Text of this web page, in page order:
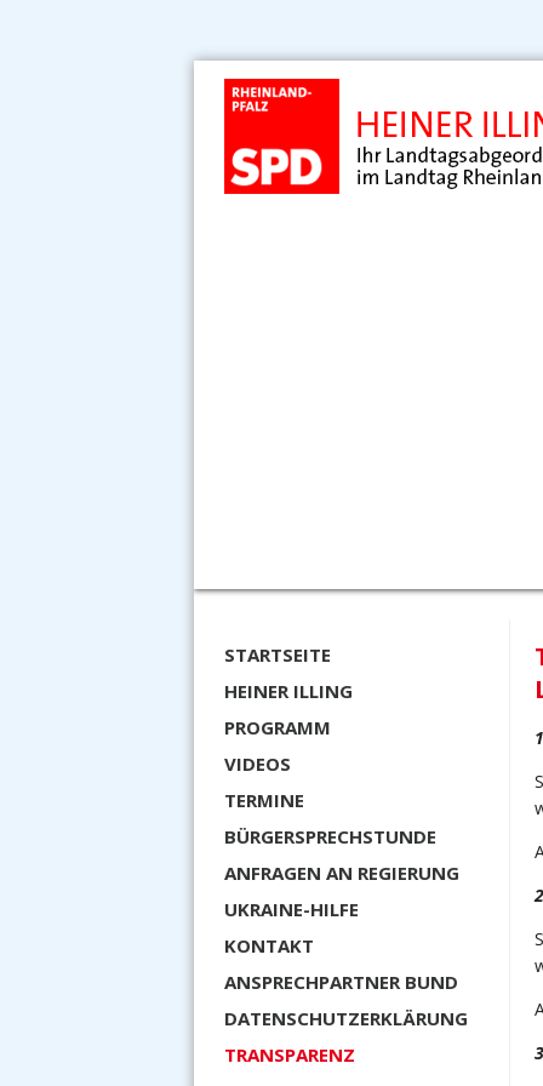
STARTSEITE
HEINER ILLING
PROGRAMM
VIDEOS
TERMINE
BÜRGERSPRECHSTUNDE
ANFRAGEN AN REGIERUNG
UKRAINE-HILFE
KONTAKT
ANSPRECHPARTNER BUND
DATENSCHUTZERKLÄRUNG
TRANSPARENZ